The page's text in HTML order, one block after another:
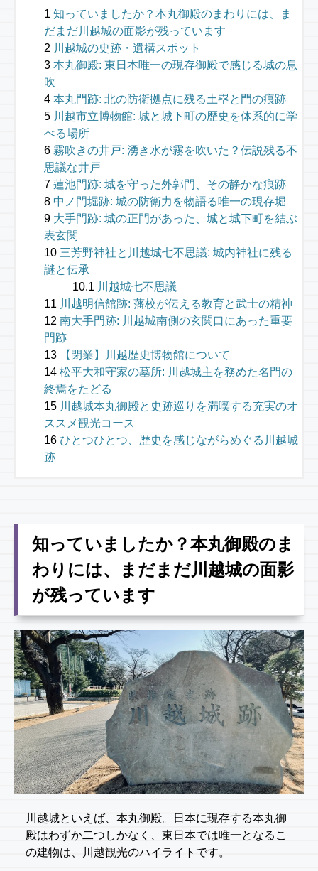
知っていましたか？本丸御殿のまわりには、ま
だまだ川越城の面影が残っています
川越城の史跡・遺構スポット
本丸御殿: 東日本唯一の現存御殿で感じる城の息
吹
本丸門跡: 北の防衛拠点に残る土塁と門の痕跡
川越市立博物館: 城と城下町の歴史を体系的に学
べる場所
霧吹きの井戸: 湧き水が霧を吹いた？伝説残る不
思議な井戸
蓮池門跡: 城を守った外郭門、その静かな痕跡
中ノ門堀跡: 城の防衛力を物語る唯一の現存堀
大手門跡: 城の正門があった、城と城下町を結ぶ
表玄関
三芳野神社と川越城七不思議: 城内神社に残る
謎と伝承
川越城七不思議
川越明信館跡: 藩校が伝える教育と武士の精神
南大手門跡: 川越城南側の玄関口にあった重要
門跡
【閉業】川越歴史博物館について
松平大和守家の墓所: 川越城主を務めた名門の
終焉をたどる
川越城本丸御殿と史跡巡りを満喫する充実のオ
ススメ観光コース
ひとつひとつ、歴史を感じながらめぐる川越城
跡
知っていましたか？本丸御殿のま
わりには、まだまだ川越城の面影
が残っています
川越城といえば、本丸御殿。日本に現存する本丸御
殿はわずか二つしかなく、東日本では唯一となるこ
の建物は、川越観光のハイライトです。